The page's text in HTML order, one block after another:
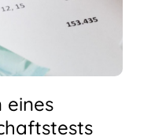
eines